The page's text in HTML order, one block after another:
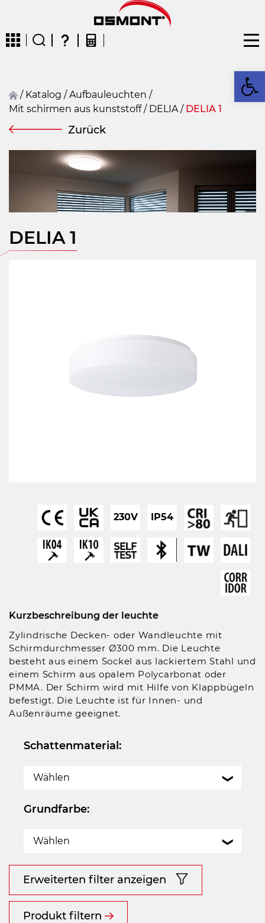
CZENDEFRFIN
/ Katalog / Aufbauleuchten /
Mit schirmen aus kunststoff/ DELIA/ DELIA 1
Zurück
Kurzbeschreibung der leuchte
Zylindrische Decken- oder Wandleuchte mit
Schirmdurchmesser Ø300 mm. Die Leuchte
besteht aus einem Sockel aus lackiertem Stahl und
einem Schirm aus opalem Polycarbonat oder
PMMA. Der Schirm wird mit Hilfe von Klappbügeln
befestigt. Die Leuchte ist für Innen- und
Außenräume geeignet.
Schattenmaterial:
Wählen
Grundfarbe:
Wählen
Erweiterten filter anzeigen
Produkt filtern
DELIA 1
230V IP54